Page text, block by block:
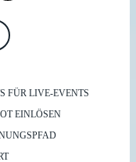
FÜR LIVE-EVENTS
EINLÖSEN